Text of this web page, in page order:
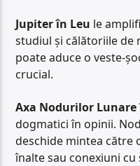
Jupiter în Leu le
studiul și călătoriile de
poate aduce o veste-
crucial.
Axa Nodurilor Lunare
dogmatici în opinii.
deschide mintea către
înalte sau conexiuni